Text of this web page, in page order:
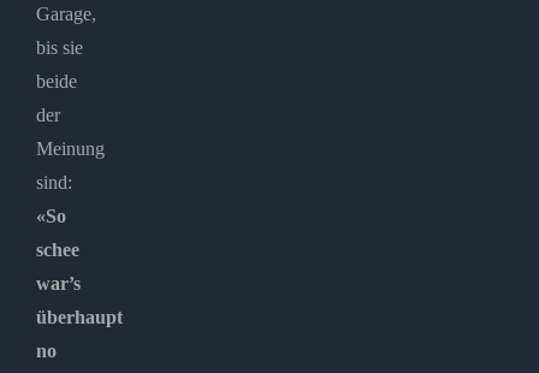
Garage,
bis sie
beide
der
Meinung
sind:
«So
schee
war’s
überhaupt
no